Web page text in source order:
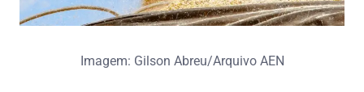
Imagem: Gilson Abreu/Arquivo AEN